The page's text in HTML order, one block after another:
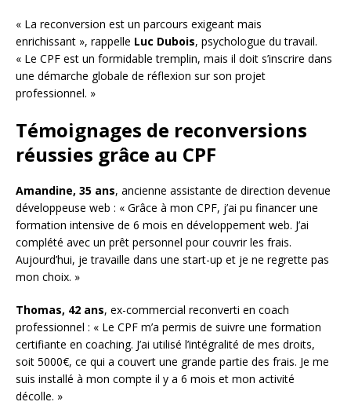
« La reconversion est un parcours exigeant mais
enrichissant », rappelle Luc Dubois, psychologue du travail.
« Le CPF est un formidable tremplin, mais il doit s’inscrire dans
une démarche globale de réflexion sur son projet
professionnel. »
Témoignages de reconversions
réussies grâce au CPF
Amandine, 35 ans, ancienne assistante de direction devenue
développeuse web : « Grâce à mon CPF, j’ai pu financer une
formation intensive de 6 mois en développement web. J’ai
complété avec un prêt personnel pour couvrir les frais.
Aujourd’hui, je travaille dans une start-up et je ne regrette pas
mon choix. »
Thomas, 42 ans, ex-commercial reconverti en coach
professionnel : « Le CPF m’a permis de suivre une formation
certifiante en coaching. J’ai utilisé l’intégralité de mes droits,
soit 5000€, ce qui a couvert une grande partie des frais. Je me
suis installé à mon compte il y a 6 mois et mon activité
décolle. »